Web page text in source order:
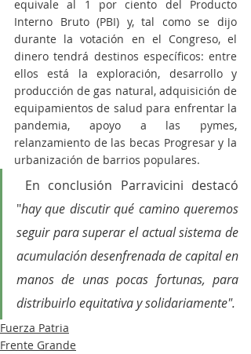
equivale al 1 por ciento del Producto
Interno Bruto (PBI) y, tal como se dijo
durante la votación en el Congreso, el
dinero tendrá destinos específicos: entre
ellos está la exploración, desarrollo y
producción de gas natural, adquisición de
equipamientos de salud para enfrentar la
pandemia, apoyo a las pymes,
relanzamiento de las becas Progresar y la
urbanización de barrios populares.
"hay que discutir qué camino queremos
seguir para superar el actual sistema de
acumulación desenfrenada de capital en
manos de unas pocas fortunas, para
distribuirlo equitativa y solidariamente".
Fuerza Patria
Frente Grande